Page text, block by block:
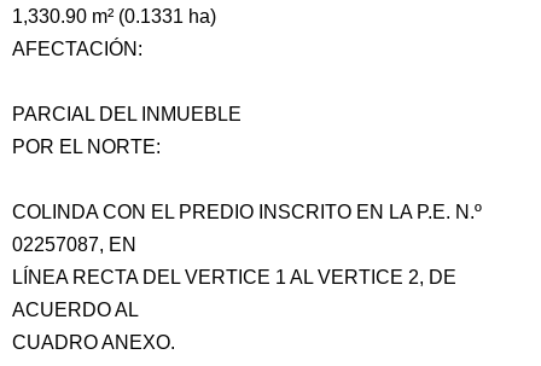
1,330.90 m² (0.1331 ha)
AFECTACIÓN:
PARCIAL DEL INMUEBLE
POR EL NORTE:
COLINDA CON EL PREDIO INSCRITO EN LA P.E. N.º
02257087, EN
LÍNEA RECTA DEL VERTICE 1 AL VERTICE 2, DE
ACUERDO AL
CUADRO ANEXO.